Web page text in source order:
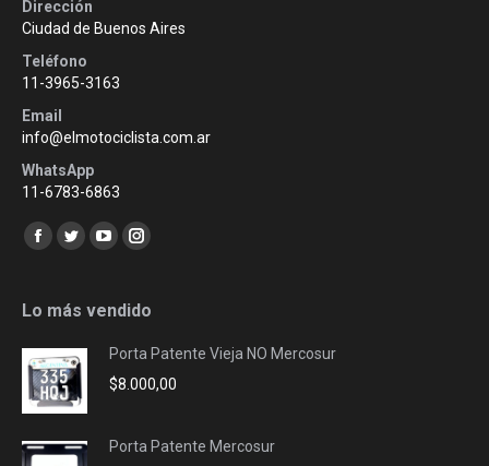
Dirección
Ciudad de Buenos Aires
Teléfono
11-3965-3163
Email
info@elmotociclista.com.ar
WhatsApp
11-6783-6863
Encuéntranos en:
Facebook
opens
new
window
Twitter
opens
new
window
YouTube
opens
new
window
Instagram
opens
new
window
Lo más vendido
Porta Patente Vieja NO Mercosur
$8.000,00
Porta Patente Mercosur